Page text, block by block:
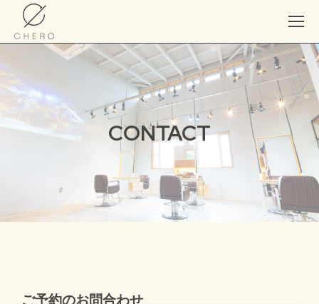
CONTACT
ご予約のお問合わせ